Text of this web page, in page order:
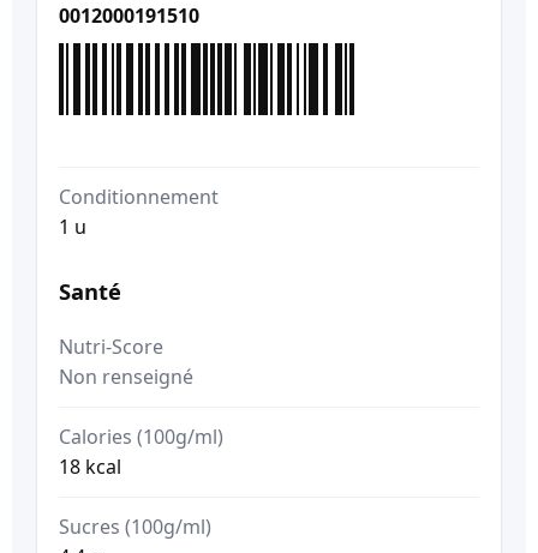
0012000191510
Conditionnement
1 u
Santé
Nutri-Score
Non renseigné
Calories (100g/ml)
18 kcal
Sucres (100g/ml)